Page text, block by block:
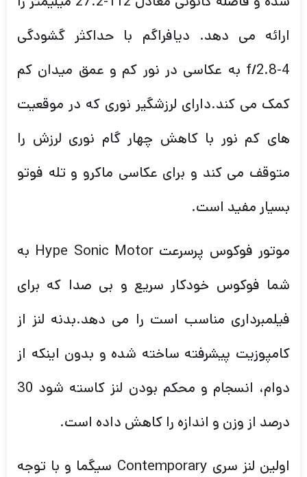
ارائه می دهد. دیافراگم با حداکثر گشودگی
f/2.8-4 به عکاسی در نور کم و عمق میدان کم
کمک می کند.دارای لرزشگیر نوری که در موقعیت
های کم نور با کاهش چهار گام نوری لرزش را
متوقف می کند و برای عکاسی ماکرو و تله فوتو
بسیار مفید است.
موتور فوکوس پرسرعت Hype Sonic Motor به
شما فوکوس خودکار سریع و بی صدا که برای
فیلمبرداری مناسب است را می دهد.بدنه لنز از
کامپوزیت پیشرفته ساخته شده و بدون اینکه از
دوام، انسجام و محکم بودن لنز کاسته شود 30
درصد از وزن و اندازه را کاهش داده است.
اولین لنز سری Contemporary سیگما و با توجه